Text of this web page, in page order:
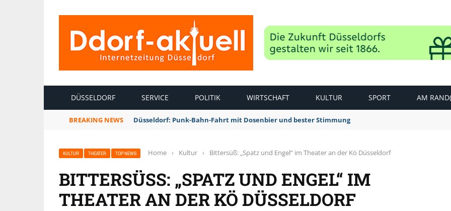
DÜSSELDORF SERVICE POLITIK WIRTSCHAFT KULTUR SPORT AM
BREAKING NEWS Düsseldorf: Punk-Bahn-Fahrt mit Dosenbier und bester Stimmung
KULTUR THEATER TOP NEWS Home › Kultur › Bittersüß: „Spatz und Engel“ im Theater an der Kö Düsseldorf
BITTERSÜSS: „SPATZ UND ENGEL“ IM T
HEATER AN DER KÖ DÜSSELDORF